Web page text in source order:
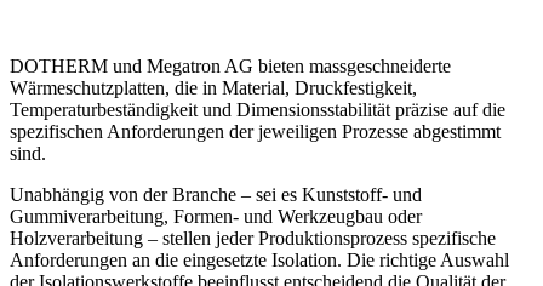
DOTHERM und Megatron AG bieten massgeschneiderte
Wärmeschutzplatten, die in Material, Druckfestigkeit,
Temperaturbeständigkeit und Dimensionsstabilität präzise auf die
spezifischen Anforderungen der jeweiligen Prozesse abgestimmt
sind.
Unabhängig von der Branche – sei es Kunststoff- und
Gummiverarbeitung, Formen- und Werkzeugbau oder
Holzverarbeitung – stellen jeder Produktionsprozess spezifische
Anforderungen an die eingesetzte Isolation. Die richtige Auswahl
der Isolationswerkstoffe beeinflusst entscheidend die Qualität der